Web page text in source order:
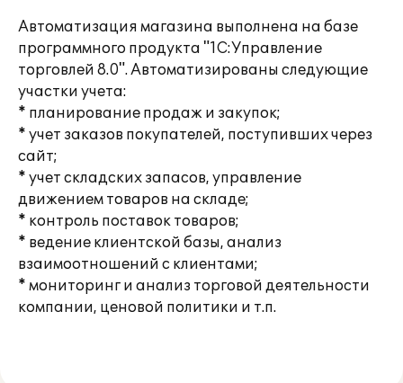
Автоматизация магазина выполнена на базе
программного продукта "1С:Управление
торговлей 8.0". Автоматизированы следующие
участки учета:
* планирование продаж и закупок;
* учет заказов покупателей, поступивших через
сайт;
* учет складских запасов, управление
движением товаров на складе;
* контроль поставок товаров;
* ведение клиентской базы, анализ
взаимоотношений с клиентами;
* мониторинг и анализ торговой деятельности
компании, ценовой политики и т.п.